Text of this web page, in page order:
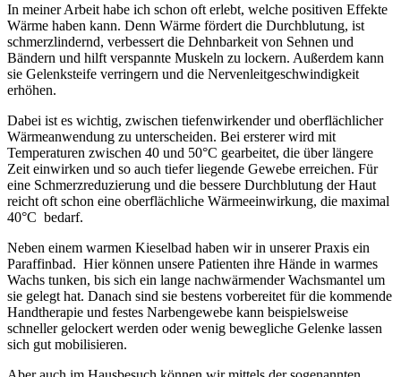
In meiner Arbeit habe ich schon oft erlebt, welche positiven Effekte
Wärme haben kann. Denn Wärme fördert die Durchblutung, ist
schmerzlindernd, verbessert die Dehnbarkeit von Sehnen und
Bändern und hilft verspannte Muskeln zu lockern. Außerdem kann
sie Gelenksteife verringern und die Nervenleitgeschwindigkeit
erhöhen.
Dabei ist es wichtig, zwischen tiefenwirkender und oberflächlicher
Wärmeanwendung zu unterscheiden. Bei ersterer wird mit
Temperaturen zwischen 40 und 50°C gearbeitet, die über längere
Zeit einwirken und so auch tiefer liegende Gewebe erreichen. Für
eine Schmerzreduzierung und die bessere Durchblutung der Haut
reicht oft schon eine oberflächliche Wärmeeinwirkung, die maximal
40°C bedarf.
Neben einem warmen Kieselbad haben wir in unserer Praxis ein
Paraffinbad. Hier können unsere Patienten ihre Hände in warmes
Wachs tunken, bis sich ein lange nachwärmender Wachsmantel um
sie gelegt hat. Danach sind sie bestens vorbereitet für die kommende
Handtherapie und festes Narbengewebe kann beispielsweise
schneller gelockert werden oder wenig bewegliche Gelenke lassen
sich gut mobilisieren.